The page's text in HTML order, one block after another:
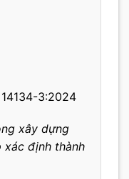
3:2024
xây dựng
xác định thành